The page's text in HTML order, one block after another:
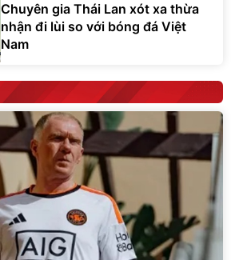
Chuyên gia Thái Lan xót xa thừa
nhận đi lùi so với bóng đá Việt
Nam